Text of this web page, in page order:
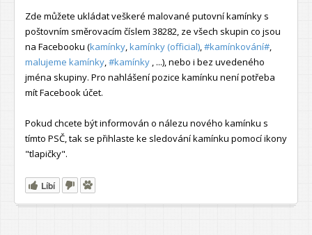
Zde můžete ukládat veškeré malované putovní kamínky s
poštovním směrovacím číslem 38282, ze všech skupin co jsou
na Facebooku (kamínky kamínky (official) #kamínkování#
malujeme kamínky #kamínky , ...), nebo i bez uvedeného
jména skupiny. Pro nahlášení pozice kamínku není potřeba
mít Facebook účet.
Pokud chcete být informován o nálezu nového kamínku s
tímto PSČ, tak se přihlaste ke sledování kamínku pomocí ikony
"tlapičky".
Líbí